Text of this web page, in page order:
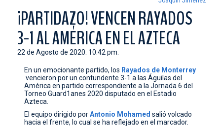
TIENDA
ESTADIO
PRENSA
¡PARTIDAZO! VENCEN RAYADOS
3-1 AL AMÉRICA EN EL AZTECA
22 de Agosto de 2020. 10:42 pm.
En un emocionante partido, los Rayados de Monterrey
vencieron por un contundente 3-1 a las Águilas del
América en partido correspondiente a la Jornada 6 del
Torneo Guard1anes 2020 disputado en el Estadio
Azteca.
El equipo dirigido porAntonio Mohamed salió volcado
hacia el frente, lo cual se ha reflejado en el marcador.